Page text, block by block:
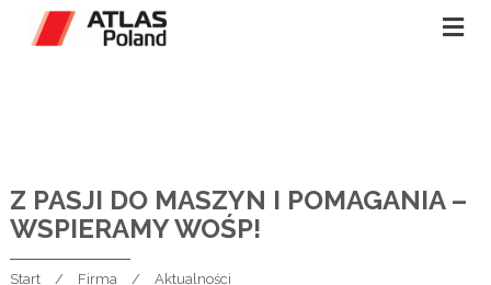
Z PASJI DO MASZYN I POMAGANIA –
WSPIERAMY WOŚP!
Start Firma Aktualności